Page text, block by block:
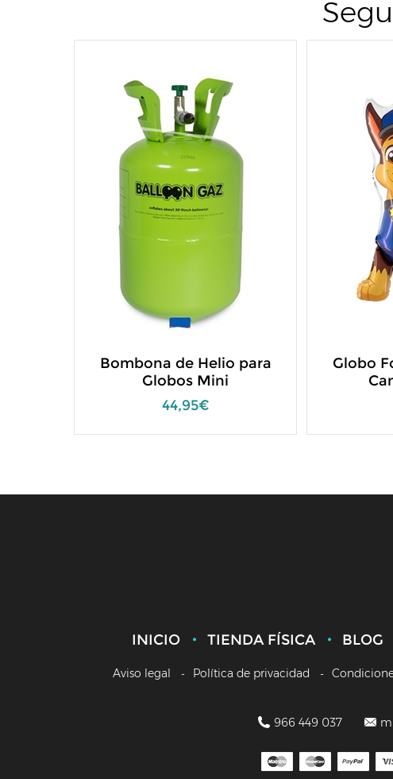
Bombona de Helio para
Globos Mini
44,95€
Globo
INICIO TIENDA FÍSICA BLOG
Aviso legal Política de privacidad
966 449 037